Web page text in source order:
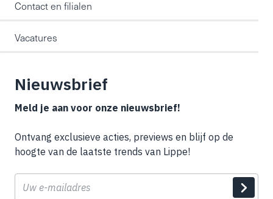
Contact en filialen
Vacatures
Nieuwsbrief
Meld je aan voor onze nieuwsbrief!
Ontvang exclusieve acties, previews en blijf op de
hoogte van de laatste trends van Lippe!
mail